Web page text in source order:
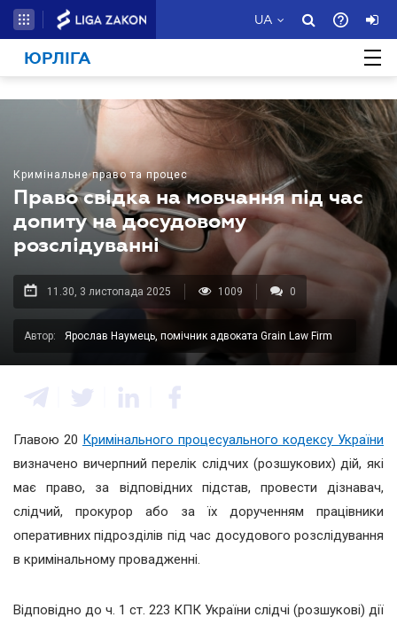
UA
ЮРЛІГА
Кримінальне право та процес
Право свідка на мовчання під час
допиту на досудовому
розслідуванні
11.30, 3 листопада 2025 1009 0
Автор: Ярослав Наумець, помічник адвоката Grain Law Firm
Главою 20 Кримінального процесуального кодексу України
визначено вичерпний перелік слідчих (розшукових) дій, які
має право, за відповідних підстав, провести дізнавач,
слідчий, прокурор або за їх дорученням працівники
оперативних підрозділів під час досудового розслідування
в кримінальному провадженні.
Відповідно до ч. 1 ст. 223 КПК України слідчі (розшукові) дії